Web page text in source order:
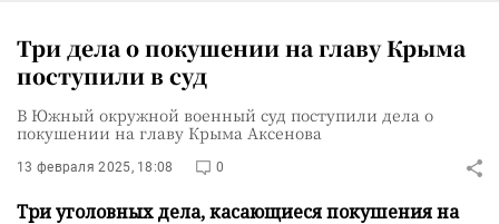
Три дела о покушении на главу Крыма
поступили в суд
В Южный окружной военный суд поступили дела о
покушении на главу Крыма Аксенова
13 февраля 2025, 18:08 0
Три уголовных дела, касающиеся покушения на